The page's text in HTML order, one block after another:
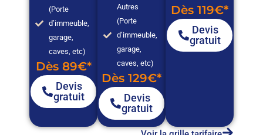
(Porte
d’immeuble,
garage,
caves, etc)
Dès 89€*
Devis
gratuit
Autres
(Porte
d’immeuble,
garage,
caves, etc)
Dès 129€*
Devis
gratuit
Dès 119€*
Devis
gratuit